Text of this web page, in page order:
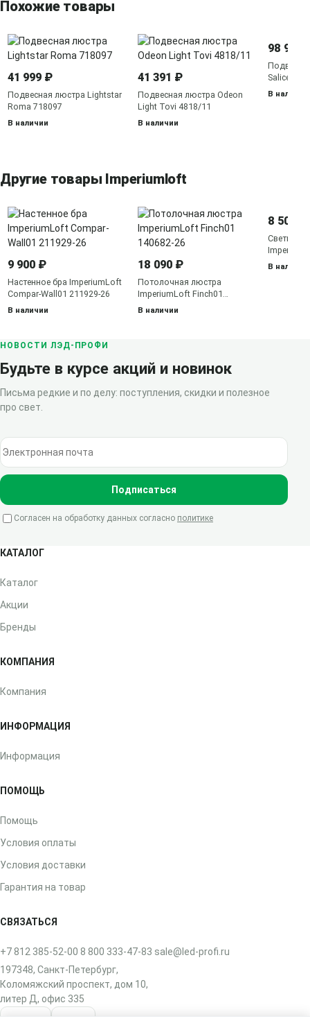
Похожие товары
41 999 ₽
Подвесная люстра Lightstar
Roma 718097
В наличии
41 391 ₽
Подвесная люстра Odeon
Light Tovi 4818/11
В наличии
98 990
Salice
В наличии
Другие товары Imperiumloft
9 900 ₽
Настенное бра ImperiumLoft
Compar-Wall01 211929-26
В наличии
18 090 ₽
Потолочная люстра
ImperiumLoft Finch01
140682-26
В наличии
8 500 ₽
140535-26
В наличии
НОВОСТИ ЛЭД-ПРОФИ
Будьте в курсе акций и новинок
Письма редкие и по делу: поступления, скидки и полезное
про свет.
Электронная почта
Подписаться
Согласен на обработку данных согласно политике
КАТАЛОГ
Каталог
Акции
Бренды
КОМПАНИЯ
Компания
ИНФОРМАЦИЯ
Информация
ПОМОЩЬ
Помощь
Условия оплаты
Условия доставки
Гарантия на товар
СВЯЗАТЬСЯ
+7 812 385-52-00 8 800 333-47-83 sale@led-profi.ru
197348, Санкт-Петербург,
Коломяжский проспект, дом 10,
литер Д, офис 335